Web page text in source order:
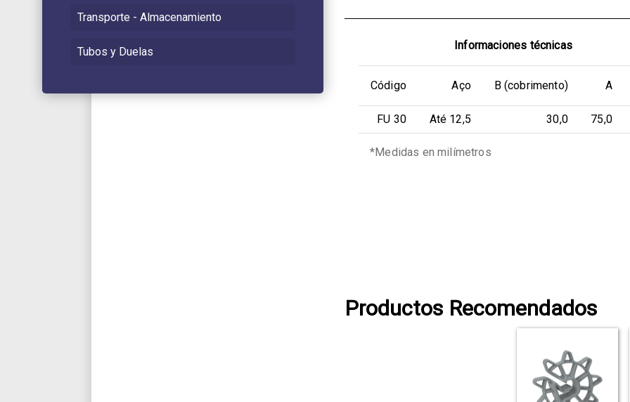
Transporte - Almacenamiento
Tubos y Duelas Informaciones técnicas
Código Aço B (cobrimento) A
FU 30 Até 12,5 30,0 75,0
*Medidas en milímetros
Productos Recomendados